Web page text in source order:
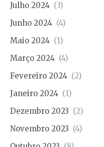
Julho 2024 (3)
Junho 2024 (4)
Maio 2024 (1)
Março 2024 (4)
Fevereiro 2024 (2)
Janeiro 2024 (1)
Dezembro 2023 (2)
Novembro 2023 (4)